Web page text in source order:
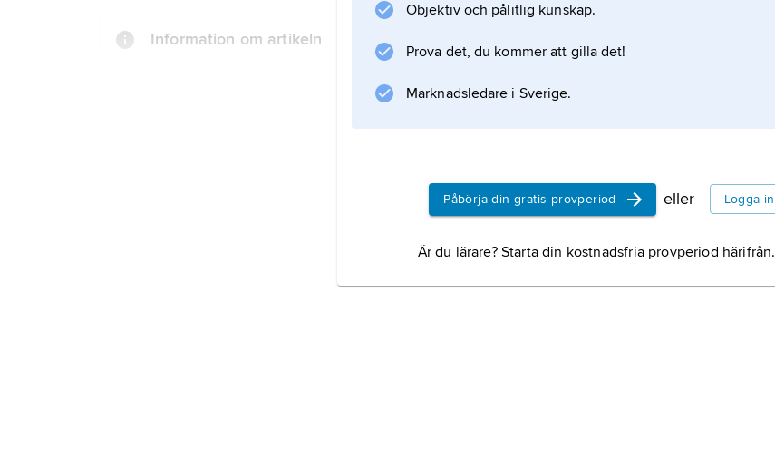
Information om artikeln
Objektiv och pålitlig kunskap.
Prova det, du kommer att gilla det!
Marknadsledare i Sverige.
Påbörja din gratis provperiod eller Logga in
Är du lärare? Starta din kostnadsfria provperiod härifrån.